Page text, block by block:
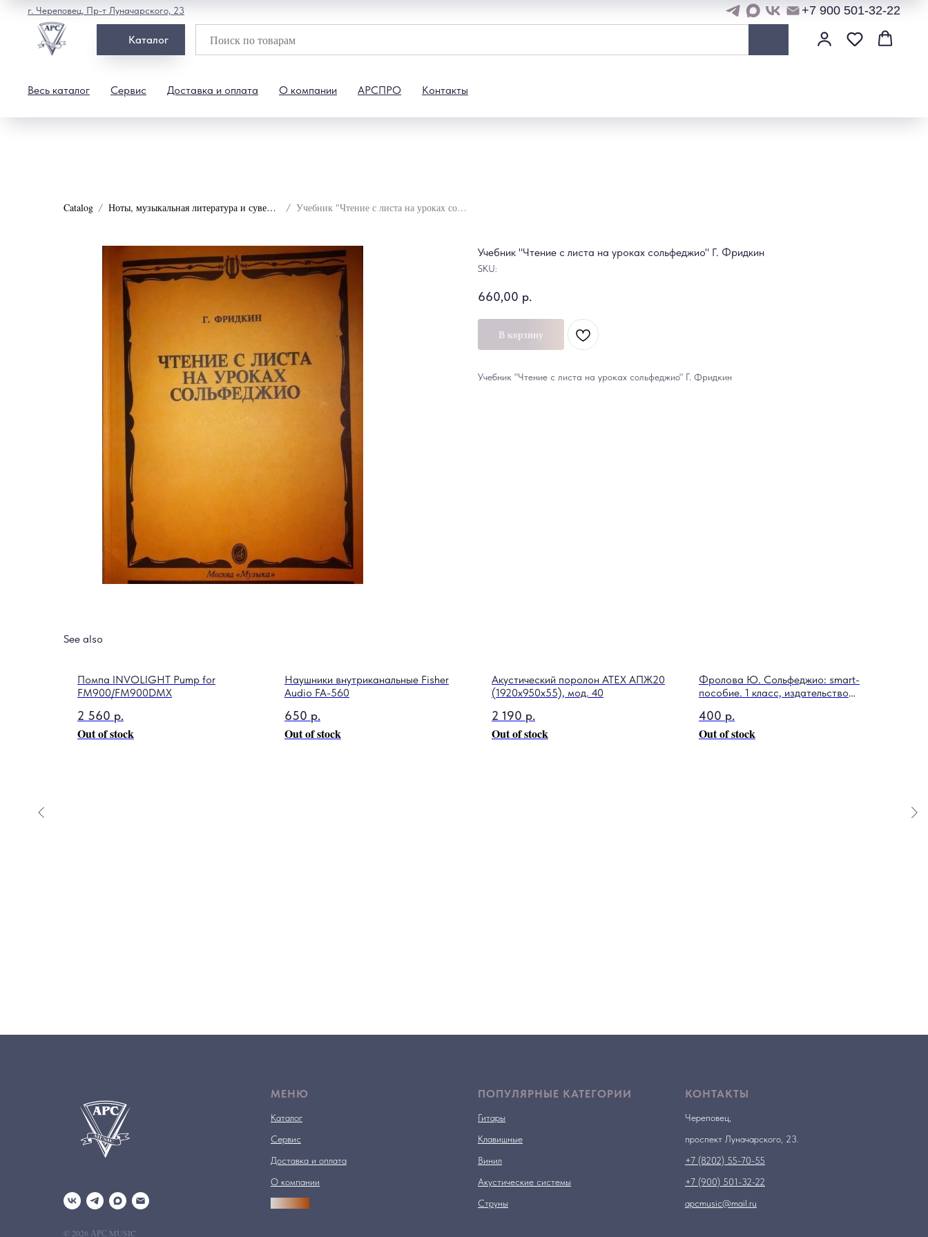
Каталог
Весь каталог Сервис Доставка и оплата О компании АРСПРО Контакты
г. Череповец, Пр-т Луначарского, 23 +7 900 501-32-22
Catalog Ноты, музыкальная литература и сувениры Учебник "Чтение с листа на уроках сольфеджио" Г. Фридкин
Учебник "Чтение с листа на уроках сольфеджио" Г. Фридкин
SKU:
660,00 р.
В корзину
Учебник "Чтение с листа на уроках сольфеджио" Г. Фридкин
See also
Помпа INVOLIGHT Pump for
FM900/FM900DMX
2 560 р.
Out of stock
Наушники внутриканальные Fisher
Audio FA-560
650 р.
Out of stock
Акустический поролон ATEX АПЖ20
(1920x950x55), мод. 40
2 190 р.
Out of stock
Фролова Ю. Сольфеджио: smart-
пособие. 1 класс, издательство
400 р.
Out of stock
© 2026 АРС MUSIC
МЕНЮ
Каталог
Сервис
Доставка и оплата
О компании
ПОПУЛЯРНЫЕ КАТЕГОРИИ
Гитары
Клавишные
Винил
Акустические системы
Струны
КОНТАКТЫ
Череповец,
проспект Луначарского, 23.
+7 (8202) 55-70-55
+7 (900) 501-32-22
apcmusic@mail.ru